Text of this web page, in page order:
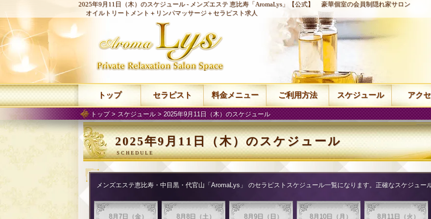
2025年9月11日（木）のスケジュール - メンズエステ 恵比寿「AromaLys」【公式】
豪華個室の会員制隠れ家サロン
オイルトリートメント＋リンパマッサージ＋セラピスト求人
トップ> スケジュール> 2025年9月11日（木）のスケジュール
2025年9月11日（木）のスケジュール
メンズエステ恵比寿・中目黒・代官山「AromaLys」 のセラピストスケジュール一覧になります。正確なスケジュー
8月7日（金） 8月8日（土） 8月9日（日） 8月10日（月） 8月11日（火）
トップ セラピスト 料金メニュー ご利用方法 スケジュール アク